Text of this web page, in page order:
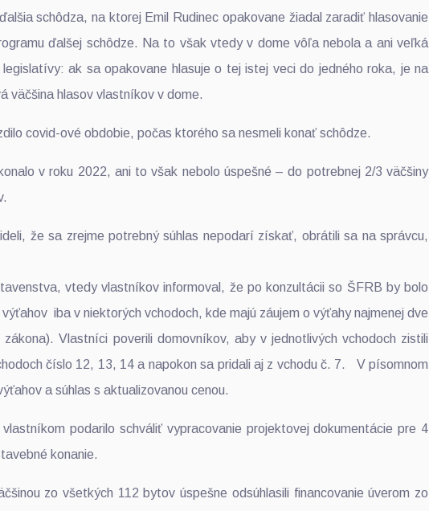
schôdza, na ktorej Emil Rudinec opakovane žiadal zaradiť hlasovanie
ďalšej schôdze. Na to však vtedy v dome vôľa nebola a ani veľká
ak sa opakovane hlasuje o tej istej veci do jedného roka, je na
väčšina hlasov vlastníkov v dome.
covid-ové obdobie, počas ktorého sa nesmeli konať schôdze.
v roku 2022, ani to však nebolo úspešné – do potrebnej 2/3 väčšiny
že sa zrejme potrebný súhlas nepodarí získať, obrátili sa na správcu,
vtedy vlastníkov informoval, že po konzultácii so ŠFRB by bolo
iba v niektorých vchodoch, kde majú záujem o výťahy najmenej dve
Vlastníci poverili domovníkov, aby v jednotlivých vchodoch zistili
číslo 12, 13, 14 a napokon sa pridali aj z vchodu č. 7. V písomnom
a súhlas s aktualizovanou cenou.
podarilo schváliť vypracovanie projektovej dokumentácie pre 4
konanie.
zo všetkých 112 bytov úspešne odsúhlasili financovanie úverom zo